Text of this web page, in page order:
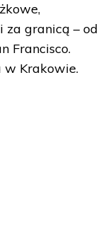
za granicą – od
Francisco.
w Krakowie.